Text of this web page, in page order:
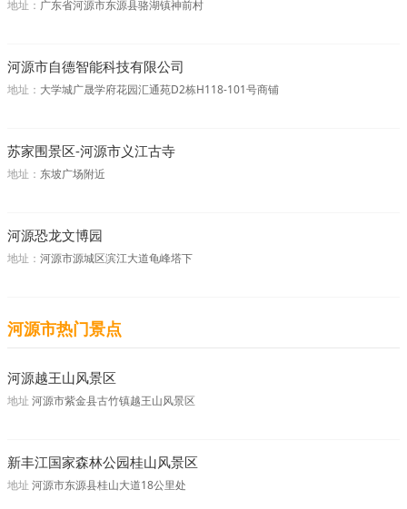
地址： 广东省河源市东源县骆湖镇神前村
河源市自德智能科技有限公司
地址： 大学城广晟学府花园汇通苑D2栋H118-101号商铺
苏家围景区-河源市义江古寺
地址： 东坡广场附近
河源恐龙文博园
地址： 河源市源城区滨江大道龟峰塔下
河源市热门景点
河源越王山风景区
地址 河源市紫金县古竹镇越王山风景区
新丰江国家森林公园桂山风景区
地址 河源市东源县桂山大道18公里处